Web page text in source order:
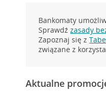
Bankomaty
Sprawdźzasady
Zapoznaj się z
związane z
Aktualne